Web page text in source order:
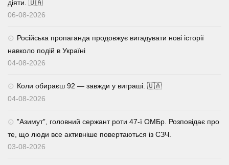
діяти. 🇺🇦
06-08-2026
Російська пропаганда продовжує вигадувати нові історії
навколо подій в Україні
04-08-2026
Коли обираєш 92 — завжди у виграші. 🇺🇦
04-08-2026
⁨”Азимут”, головний сержант роти 47-ї ОМБр. Розповідає про
те, що люди все активніше повертаються із СЗЧ.
03-08-2026